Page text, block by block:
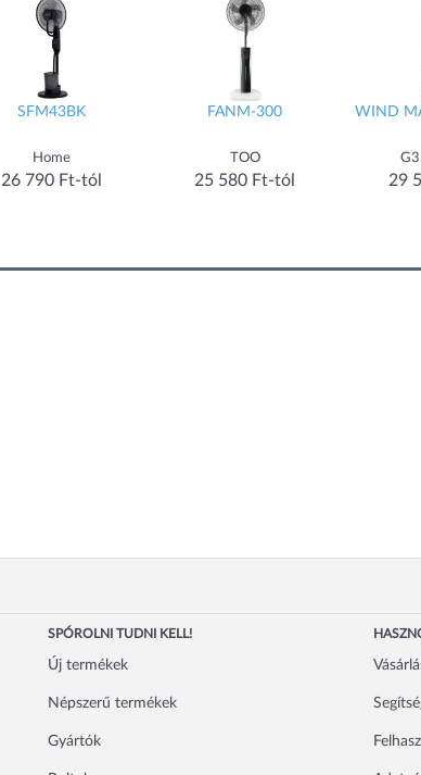
SFM43BK
Home
26 790 Ft-tól
FANM-300
TOO
25 580 Ft-tól
WIND
29
SPÓROLNI TUDNI KELL!
Új termékek
Népszerű termékek
Gyártók